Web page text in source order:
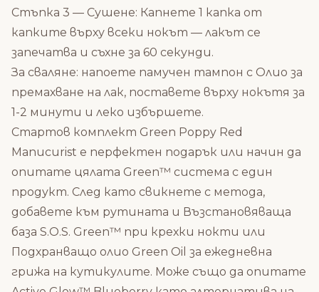
Стъпка 3 — Сушене: Капнете 1 капка от
капките върху всеки нокът — лакът се
запечатва и съхне за 60 секунди.
За сваляне: напоете памучен тампон с Олио за
премахване на лак, поставете върху нокътя за
1-2 минути и леко избършете.
Стартов комплект Green Poppy Red
Manucurist е перфектен подарък или начин да
опитате цялата Green™ система с един
продукт. След като свикнете с метода,
добавете към рутината и Възстановяваща
база S.O.S. Green™ при крехки нокти или
Подхранващо олио Green Oil за ежедневна
грижа на кутикулите. Може също да опитате